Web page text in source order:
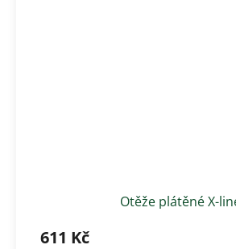
Otěže plátěné X-
611 Kč